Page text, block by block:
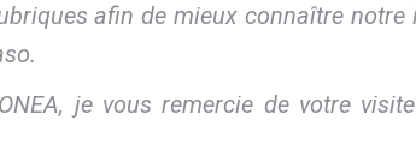
afin de mieux connaître
je vous remercie de votre